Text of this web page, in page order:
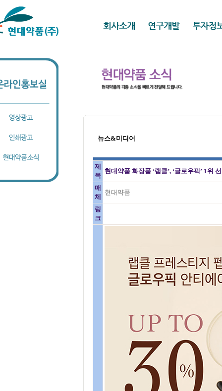
뉴스&미디어
제
목
현대약품 화장품 ‘랩클’, ‘글로우픽’ 1위
매
체
현대약품
링
크